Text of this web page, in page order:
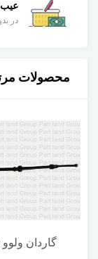
عیب
در
محصولات
گاردان ولوو XC90